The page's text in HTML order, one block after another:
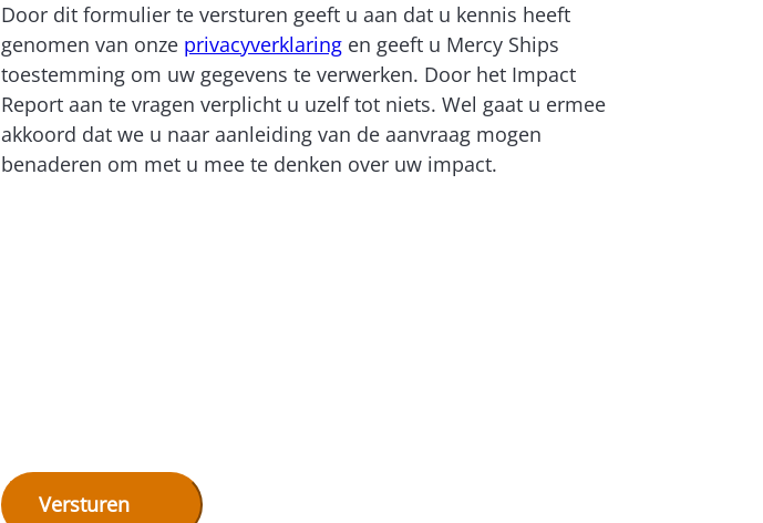
Door dit formulier te versturen geeft u aan dat u kennis heeft
genomen van onze privacyverklaring en geeft u Mercy Ships
toestemming om uw gegevens te verwerken. Door het Impact
Report aan te vragen verplicht u uzelf tot niets. Wel gaat u ermee
akkoord dat we u naar aanleiding van de aanvraag mogen
benaderen om met u mee te denken over uw impact.